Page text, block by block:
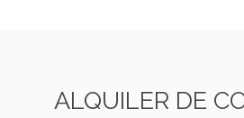
ALQUILER DE